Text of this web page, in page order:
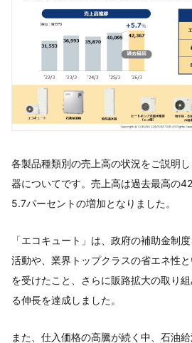
各製品種類別の売上高の状況をご説明
器についてです。売上高は過去最高の
5.7パーセントの増加となりました。
「エコキュート」は、政府の補助金制
活動や、業界トップクラスの省エネ性
を受けたこと、さらに販路拡大の取り
る伸長を達成しました。
また、仕入価格の高騰が続く中、石油